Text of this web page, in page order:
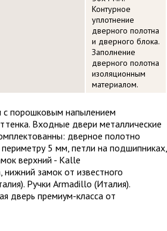
Контурное
уплотнение
дверного полотна
и дверного блока.
Заполнение
дверного полотна
изоляционным
материалом.
порошковым напылением
Входные двери металлические
дверное полотно
5 мм, петли на подшипниках,
верхний - Kalle
нижний замок от известного
Ручки Armadillo (Италия).
дверь премиум-класса от